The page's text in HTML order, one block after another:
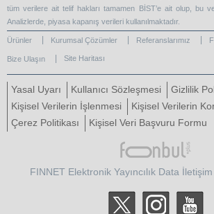
tüm verilere ait telif hakları tamamen BİST’e ait olup, bu
Analizlerde, piyasa kapanış verileri kullanılmaktadır.
Ürünler Kurumsal Çözümler Referanslarımız
Bize Ulaşın Site Haritası
Yasal Uyarı Kullanıcı Sözleşmesi
Gizlilik
Kişisel Verilerin İşlenmesi
Kişisel Verilerin
Çerez Politikası
Kişisel Veri Başvuru Formu
FINNET Elektronik Yayıncılık Data